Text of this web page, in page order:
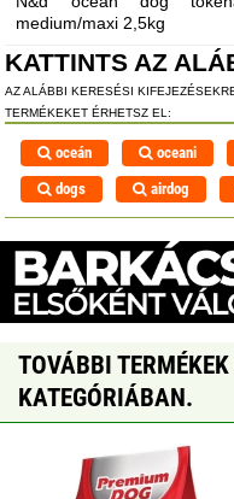
medium/maxi 2,5kg
KATTINTS AZ
AZ ALÁBBI KERESÉSI
TERMÉKEKET ÉRHETSZ EL:
oceán oceani
dogs
airdog
TOVÁBBI
KATEGÓRIÁBAN.